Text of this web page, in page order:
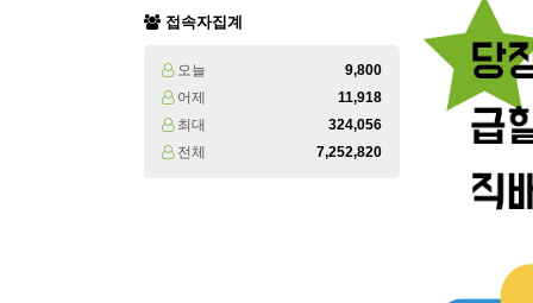
접속자집계
오늘
9,800
어제
11,918
최대
324,056
전체
7,252,820